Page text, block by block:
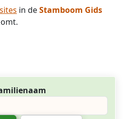
in deStamboom Gids